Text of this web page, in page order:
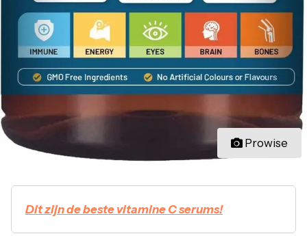
Prowise
Dit zijn de beste vitamine C serums!